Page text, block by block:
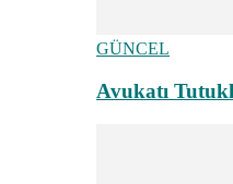
GÜNCEL
Avukatı